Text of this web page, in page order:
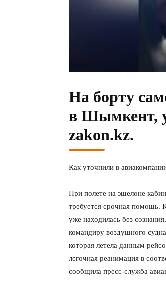
На борту
в Шымкент,
zakon.kz.
Как уточнили в
При полете на эшелоне
требуется срочная помощь.
уже находилась без
командиру воздушного
которая летела данным
легочная реанимация в
сообщила пресс-служба